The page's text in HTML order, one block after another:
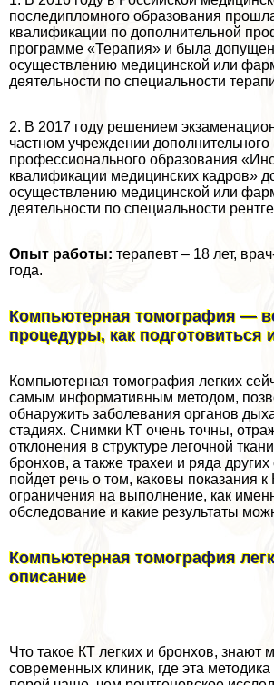
последипломного образования
квалификации по дополнительной
программе «Терапия» и была
осуществлению медицинской или
деятельности по специальности
2. В 2017 году решением
частном учреждении дополнительного
профессионального образования
квалификации медицинских кадров»
осуществлению медицинской или
деятельности по специальности
Опыт работы: терапевт – 18 лет,
года.
Компьютерная томография —
процедуры, как подготовиться
Компьютерная томография легких
самым информативным методом,
обнаружить заболевания органов
стадиях. Снимки КТ очень точны,
отклонения в структуре легочной
бронхов, а также трахеи и ряда других
пойдет речь о том, каковы показания к
ограничения на выполнение, как
обследование и какие результаты
Компьютерная томография
описание
Что такое КТ легких и бронхов, знают
современных клиник, где эта